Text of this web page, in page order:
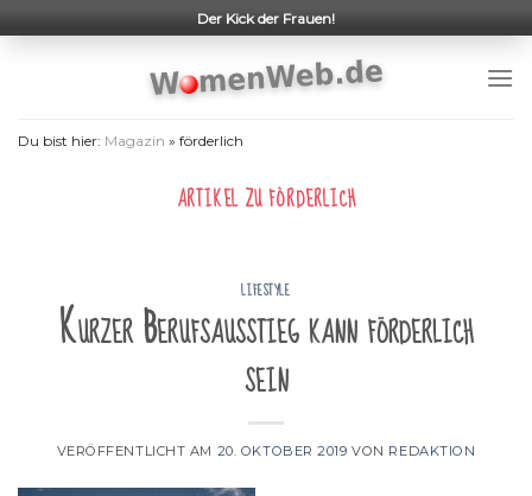
to
Der Kick der Frauen!
Du bist hier: Magazin » förderlich
ARTIKEL ZUFÖRDERLICH
LIFESTYLE
Kurzer Berufsausstieg kann förderlich
sein
VERÖFFENTLICHT AM 20. OKTOBER 2019 VON REDAKTION